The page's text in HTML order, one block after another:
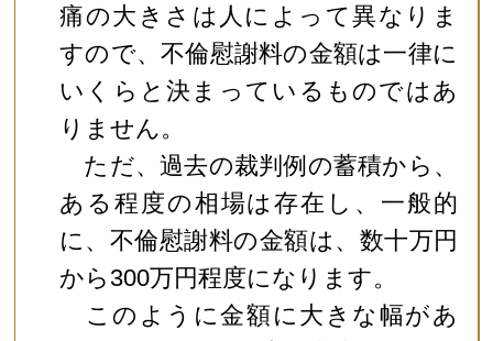
痛の大きさは人によって異なりま
すので、不倫慰謝料の金額は一律に
いくらと決まっているものではあ
りません。
ただ、過去の裁判例の蓄積から、
ある程度の相場は存在し、一般的
に、不倫慰謝料の金額は、数十万円
から300万円程度になります。
このように金額に大きな幅があ